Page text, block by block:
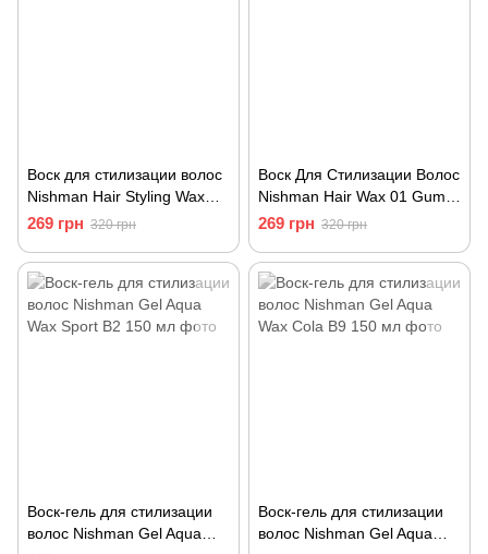
Воск для стилизации волос
Nishman Hair Styling Wax
Sport 02 150 мл
269 грн 320 грн
Воск Для Стилизации Волос
Nishman Hair Wax 01 Gum
Gum 150 мл
269 грн 320 грн
Воск-гель для стилизации
волос Nishman Gel Aqua
Воск-гель для стилизации
волос Nishman Gel Aqua